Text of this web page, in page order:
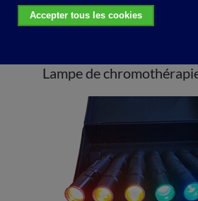
Home Stress - Angoisses
chromothérapie - 7
Lampe de